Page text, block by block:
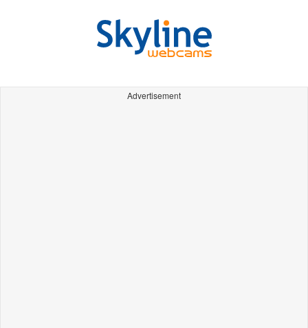
Advertisement